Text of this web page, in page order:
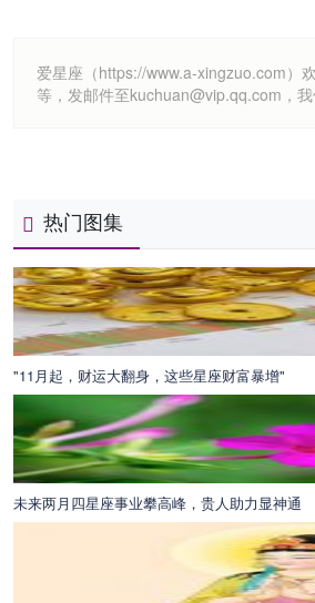
爱星座（https://www.a-xingzuo.com）
等，发邮件至kuchuan@vip.qq.com，
热门图集
"11月起，财运大翻身，这些星座财富暴增"
未来两月四星座事业攀高峰，贵人助力显神通